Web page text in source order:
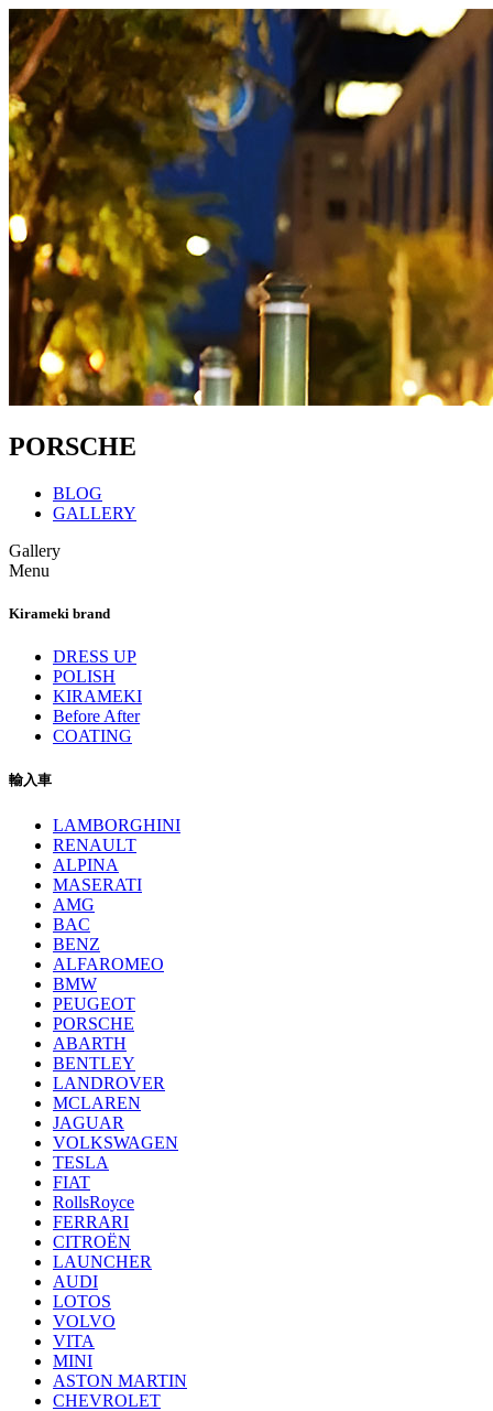
PORSCHE
BLOG
GALLERY
Gallery
Menu
Kirameki brand
DRESS UP
POLISH
KIRAMEKI
Before After
COATING
輸入車
LAMBORGHINI
RENAULT
ALPINA
MASERATI
AMG
BAC
BENZ
ALFAROMEO
BMW
PEUGEOT
PORSCHE
ABARTH
BENTLEY
LANDROVER
MCLAREN
JAGUAR
VOLKSWAGEN
TESLA
FIAT
RollsRoyce
FERRARI
CITROËN
LAUNCHER
AUDI
LOTOS
VOLVO
VITA
MINI
ASTON MARTIN
CHEVROLET